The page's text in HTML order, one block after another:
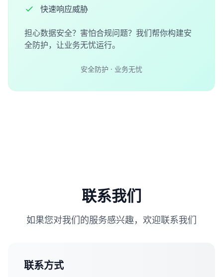
快速响应威胁
担心数据安全？害怕合规问题？我们帮你构建安
全防护，让业务无忧运行。
安全防护 · 业务无忧
联系我们
如果您对我们的服务感兴趣，欢迎联系我们
联系方式